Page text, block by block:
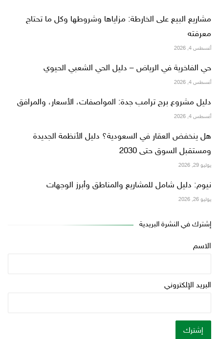
مشاريع البيع على الخارطة: مزاياها وشروطها وكل ما تحتاج
معرفته
أغسطس 4, 2026
حي الفاخرية في الرياض – دليل الحي الشعبي الحيوي
أغسطس 4, 2026
دليل مشروع برج ترامب جدة: المواصفات، الأسعار، والمرافق
أغسطس 4, 2026
هل ينخفض العقار في السعودية؟ دليل الأنظمة الجديدة
ومستقبل السوق حتى 2030
يوليو 29, 2026
نيوم: دليل شامل للمشاريع والمناطق وأبرز الوجهات
يوليو 26, 2026
إشترك في النشرة البريدية
الاسم
البريد الإلكتروني